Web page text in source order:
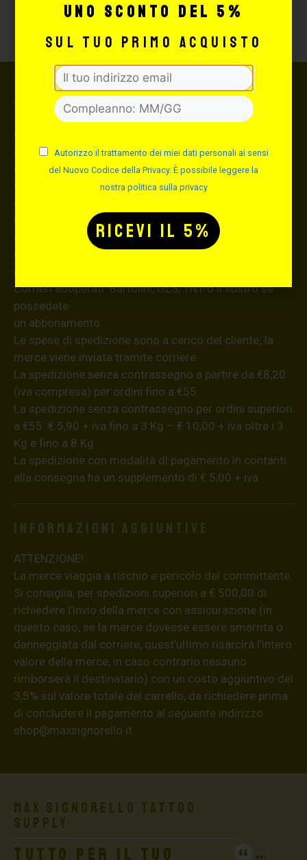
Carte di credito / Paypal
Spedizione
Consegna in 24 ore lavorative dal ricevimento
dell’ordine (48
ore per le isole), gli ordini effettuati nei giorni festivi
verranno
evasi il primo giorno lavorativo successivo.
Una volta che il pacco sarà spedito ti manderemo una
email
ed un sms con un link per tracciare la spedizione
dell’ordine.
Corrieri adoperati: Bartolini, GLS, TNT o il vostro se
possedete
un abbonamento.
Le spese di spedizione sono a carico del cliente; la
merce viene inviata tramite corriere.
La spedizione senza contrassegno a partire da €8,20
(iva compresa) per ordini fino a €55.
La spedizione senza contrassegno per ordini superiori
a €55: € 5,90 + iva fino a 3 Kg – € 10,00 + iva oltre i 3
Kg e fino a 8 Kg.
La spedizione con modalità di pagamento in contanti
alla consegna ha un supplemento di € 5,00 + iva.
Informazioni aggiuntive
ATTENZIONE!
La merce viaggia a rischio e pericolo del committente.
Si consiglia, per spedizioni superiori a € 500,00 di
richiedere l’invio della merce con assicurazione (in
questo caso, se la merce dovesse essere smarrita o
danneggiata dal corriere, quest’ultimo risarcirà l’intero
valore della merce, in caso contrario nessuno
rimborserà il destinatario) con un costo aggiuntivo del
3,5% sul valore totale del carrello, da richiedere prima
di concludere il pagamento al seguente indirizzo:
shop@maxsignorello.it.
Max Signorello Tattoo
Supply
TUTTO PER IL TUO
uno sconto del 5%
sul tuo primo acquisto
Autorizzo il trattamento dei miei dati personali ai sensi
del Nuovo Codice della Privacy. È possibile leggere la
nostra politica sulla privacy